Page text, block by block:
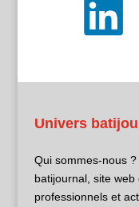
Univers
Qui sommes-nous ?
batijournal, site web
professionnels et